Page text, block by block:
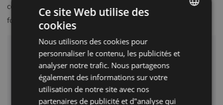
communautaire), vous pouvez vous tailler une niche à la
fois résiliente et gratifiante.
Vous voulez voir tout le
potentiel de Glasson ?
Réserver une présentation
GERMAN
Ce site Web utilise des
cookies
Nous utilisons des cookies pour
personnaliser le contenu, les publicités et
analyser notre trafic. Nous partageons
également des informations sur votre
utilisation de notre site avec nos
partenaires de publicité et d"analyse qui